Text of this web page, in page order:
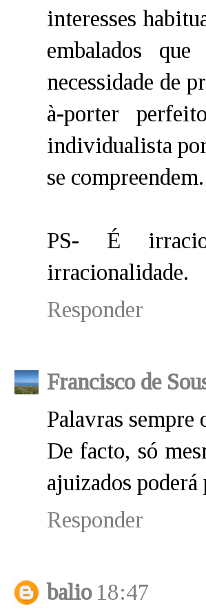
interesses
embalados
necessidade de
à-porter
individualista por
se compreendem.
PS- É
irracionalidade.
Responder
Francisco de
Palavras sempre
De facto, só
ajuizados
Responder
balio 18:47